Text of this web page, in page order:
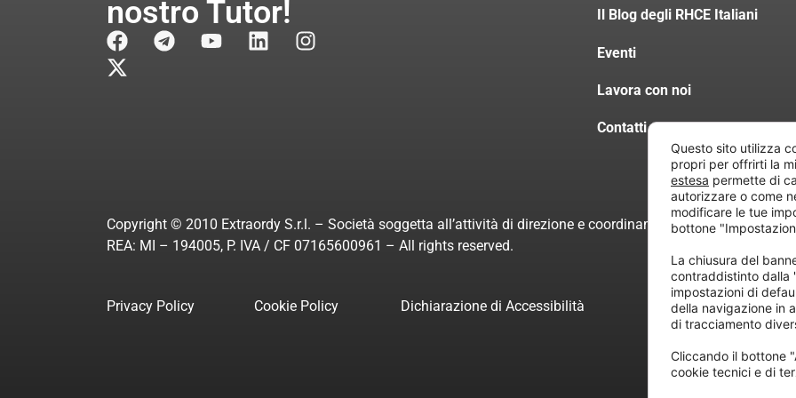
nostro Tutor! Il Blog degli RHCE Italiani
Eventi
Lavora con noi
Contatti
Copyright © 2010 Extraordy S.r.l. – Società soggetta all’attività di direzione e coordinamento di “Project
REA: MI – 194005, P. IVA / CF 07165600961 – All rights reserved.
Privacy Policy Cookie Policy Dichiarazione di Accessibilità
Questo sito utilizza
propri per offrirti la
estesa permette di
autorizzare o come
modificare le tue
bottone
La chiusura del
contraddistinto dalla
impostazioni di
della navigazione in
di tracciamento
Cliccando il bottone
cookie tecnici e di